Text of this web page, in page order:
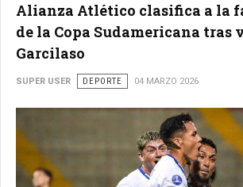
Alianza Atlético clasifica a la
de la Copa Sudamericana tras
Garcilaso
SUPER USER DEPORTE 04 MARZO 2026